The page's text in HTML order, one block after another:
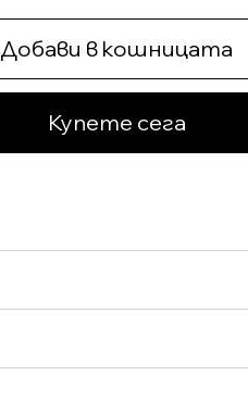
Добави в кошницата
Купете сега